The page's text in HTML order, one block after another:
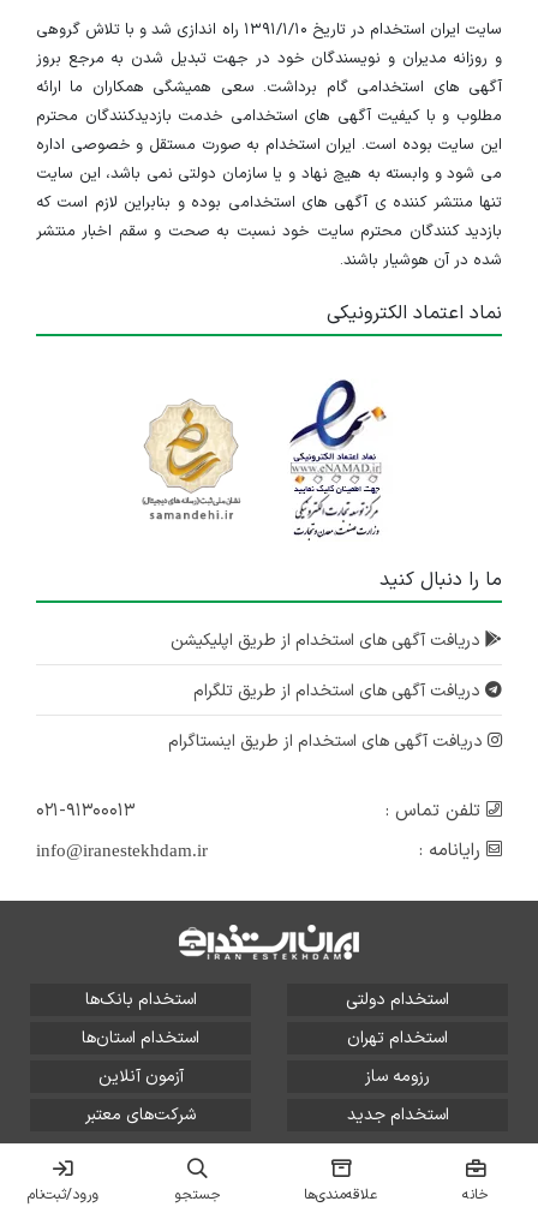
سایت ایران استخدام در تاریخ ۱۳۹۱/۱/۱۰ راه اندازی شد و با تلاش گروهی
و روزانه مدیران و نویسندگان خود در جهت تبدیل شدن به مرجع بروز
آگهی های استخدامی گام برداشت. سعی همیشگی همکاران ما ارائه
مطلوب و با کیفیت آگهی های استخدامی خدمت بازدیدکنندگان محترم
این سایت بوده است. ایران استخدام به صورت مستقل و خصوصی اداره
می شود و وابسته به هیچ نهاد و یا سازمان دولتی نمی باشد، این سایت
تنها منتشر کننده ی آگهی های استخدامی بوده و بنابراین لازم است که
بازدید کنندگان محترم سایت خود نسبت به صحت و سقم اخبار منتشر
شده در آن هوشیار باشند.
نماد اعتماد الکترونیکی
ما را دنبال کنید
دریافت آگهی های استخدام از طریق اپلیکیشن
دریافت آگهی های استخدام از طریق تلگرام
دریافت آگهی های استخدام از طریق اینستاگرام
تلفن تماس :
۰۲۱-۹۱۳۰۰۰۱۳
رایانامه :
info@iranestekhdam.ir
استخدام دولتی
استخدام بانک‌ها
استخدام تهران
استخدام استان‌ها
رزومه ساز
آزمون آنلاین
استخدام جدید
شرکت‌های معتبر
تمامی حقوق این سایت برای آلتین سیستم محفوظ است و هر
گونه سوءاستفاده از آن پیگرد قانونی دارد.
خانه علاقه‌مندی‌ها جستجو ورود/ثبت‌نام